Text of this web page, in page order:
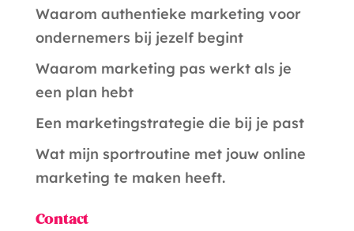
t
i
Waarom authentieke marketing voor
ondernemers bij jezelf begint
Waarom marketing pas werkt als je
een plan hebt
Een marketingstrategie die bij je past
Wat mijn sportroutine met jouw online
marketing te maken heeft.
Contact